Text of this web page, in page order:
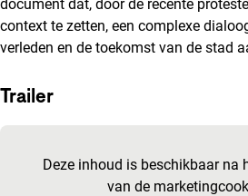
document dat, door de recente
context te zetten, een complexe
verleden en de toekomst van de stad
Trailer
Deze inhoud is beschikbaar na
van de